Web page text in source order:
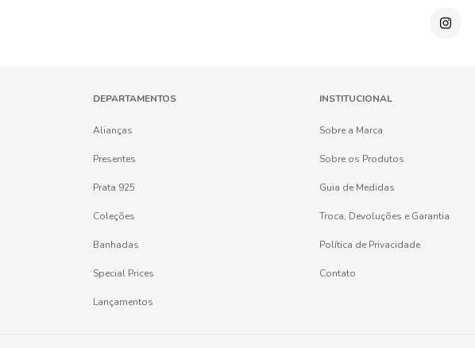
DEPARTAMENTOS
Alianças
Presentes
Prata 925
Coleções
Banhadas
Special Prices
Lançamentos
INSTITUCIONAL
Sobre a Marca
Sobre os Produtos
Guia de Medidas
Troca, Devoluções e Garantia
Política de Privacidade
Contato